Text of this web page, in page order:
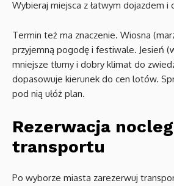
Wybieraj miejsca z łatwym dojazdem i
Termin też ma znaczenie. Wiosna
przyjemną pogodę i festiwale. Jesień
mniejsze tłumy i dobry klimat do
dopasowuje kierunek do cen lotów.
pod nią ułóż plan.
Rezerwacja
transportu
Po wyborze miasta zarezerwuj